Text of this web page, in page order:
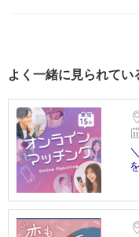
よく一緒に見られてい